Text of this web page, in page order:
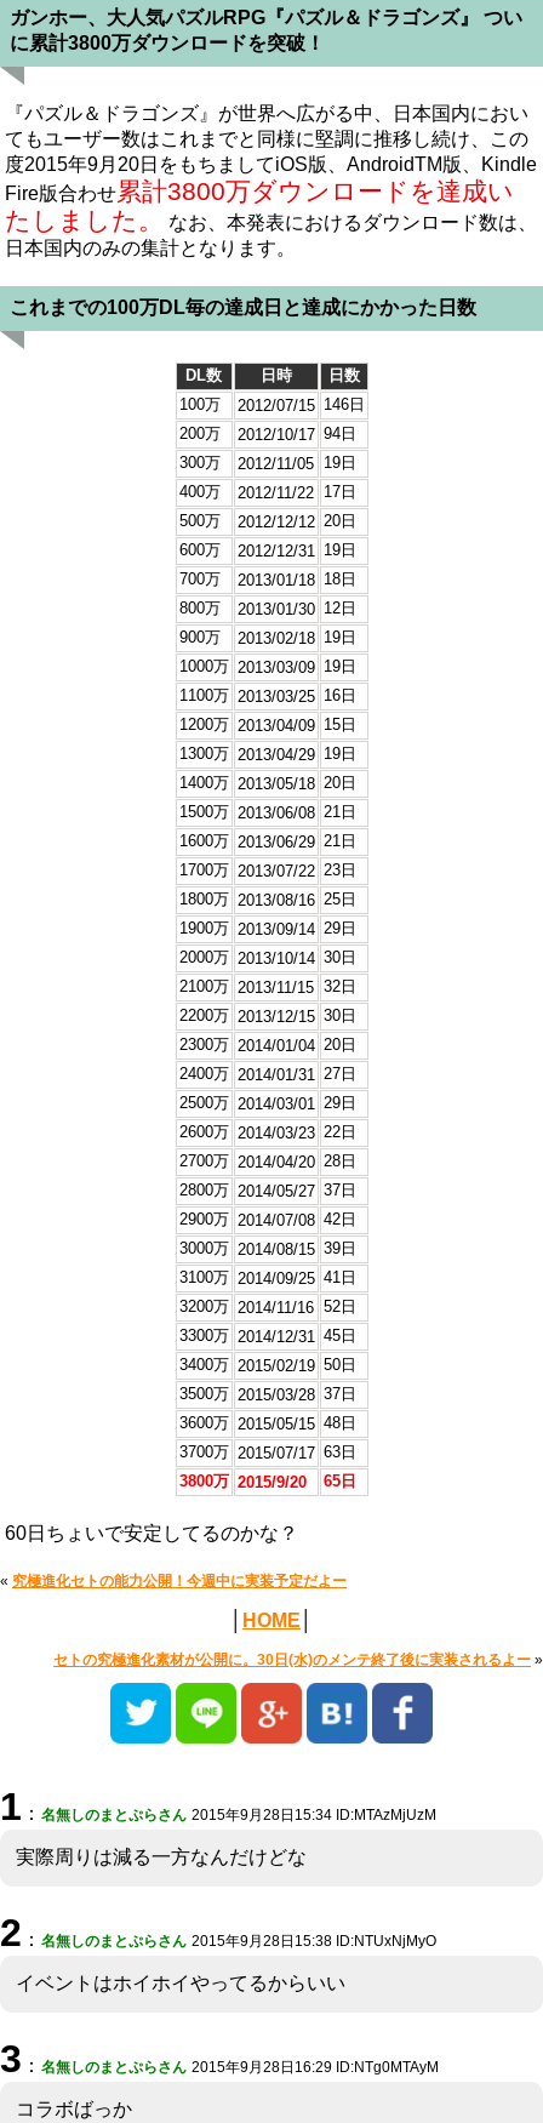
ガンホー、大人気パズルRPG『パズル＆ドラゴンズ』 つい
に累計3800万ダウンロードを突破！
『パズル＆ドラゴンズ』が世界へ広がる中、日本国内におい
てもユーザー数はこれまでと同様に堅調に推移し続け、この
度2015年9月20日をもちましてiOS版、AndroidTM版、Kindle
Fire版合わせ累計3800万ダウンロードを達成い
たしました。
なお、本発表におけるダウンロード数は、
日本国内のみの集計となります。
これまでの100万DL毎の達成日と達成にかかった日数
DL数 日時
日数
100万
2012/07/15 146日
200万
2012/10/17 94日
300万
2012/11/05
19日
400万
2012/11/22
17日
500万
2012/12/12 20日
600万
2012/12/31 19日
700万
2013/01/18 18日
800万
2013/01/30 12日
900万
2013/02/18 19日
1000万 2013/03/09 19日
1100万 2013/03/25 16日
1200万 2013/04/09 15日
1300万 2013/04/29 19日
1400万 2013/05/18 20日
1500万 2013/06/08 21日
1600万 2013/06/29 21日
1700万 2013/07/22 23日
1800万 2013/08/16 25日
1900万 2013/09/14 29日
2000万 2013/10/14 30日
2100万 2013/11/15 32日
2200万 2013/12/15 30日
2300万 2014/01/04 20日
2400万 2014/01/31 27日
2500万 2014/03/01 29日
2600万 2014/03/23 22日
2700万 2014/04/20 28日
2800万 2014/05/27 37日
2900万 2014/07/08 42日
3000万 2014/08/15 39日
3100万 2014/09/25 41日
3200万 2014/11/16 52日
3300万 2014/12/31 45日
3400万 2015/02/19 50日
3500万 2015/03/28 37日
3600万 2015/05/15 48日
3700万 2015/07/17 63日
3800万 2015/9/20 65日
60日ちょいで安定してるのかな？
« 究極進化セトの能力公開！今週中に実装予定だよー
HOME
セトの究極進化素材が公開に。30日(水)のメンテ終了後に実装されるよー »
1 ： 名無しのまとぷらさん 2015年9月28日15:34 ID:MTAzMjUzM
実際周りは減る一方なんだけどな
2 ： 名無しのまとぷらさん 2015年9月28日15:38 ID:NTUxNjMyO
イベントはホイホイやってるからいい
3 ： 名無しのまとぷらさん 2015年9月28日16:29 ID:NTg0MTAyM
コラボばっか